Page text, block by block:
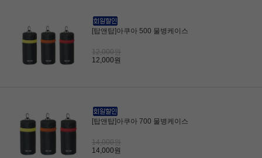
[탑앤탑]아쿠아 500 물병케이스
12,000원
12,000원
[탑앤탑]아쿠아 700 물병케이스
14,000원
14,000원